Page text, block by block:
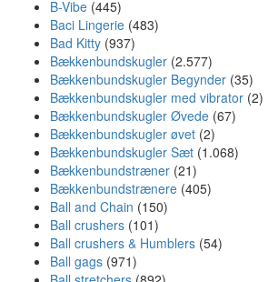
B-Vibe (445)
Baci Lingerie (483)
Bad Kitty (937)
Bækkenbundskugler (2.577)
Bækkenbundskugler Begynder (35)
Bækkenbundskugler med vibrator (2)
Bækkenbundskugler Øvede (67)
Bækkenbundskugler øvet (2)
Bækkenbundskugler Sæt (1.068)
Bækkenbundstræner (21)
Bækkenbundstrænere (405)
Ball and Chain (150)
Ball crushers (101)
Ball crushers & Humblers (54)
Ball gags (971)